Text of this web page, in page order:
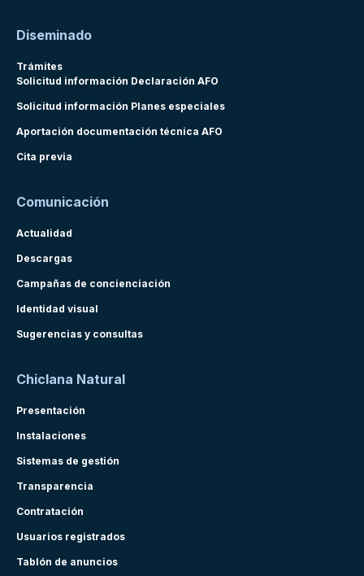
Diseminado
Trámites
Solicitud información Declaración AFO
Solicitud información Planes especiales
Aportación documentación técnica AFO
Cita previa
Comunicación
Actualidad
Descargas
Campañas de concienciación
Identidad visual
Sugerencias y consultas
Chiclana Natural
Presentación
Instalaciones
Sistemas de gestión
Transparencia
Contratación
Usuarios registrados
Tablón de anuncios